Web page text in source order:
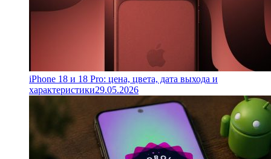
iPhone 18 и 18 Pro: цена, цвета, дата выхода и
характеристики29.05.2026